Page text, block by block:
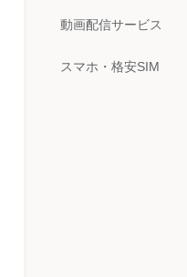
動画配信サービス
スマホ・格安SIM